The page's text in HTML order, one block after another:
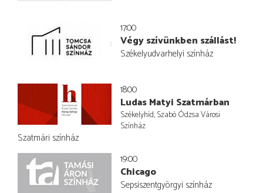
17:00
Végy szívünkben szállást!
Székelyudvarhelyi színház
18:00
Ludas Matyi Szatmárban
Székelyhíd, Szabó Ódzsa Városi
Színház
Szatmári színház
19:00
Chicago
Sepsiszentgyörgyi színház